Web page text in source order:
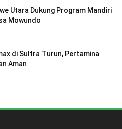
Utara Dukung Program Mandiri
Mowundo
di Sultra Turun, Pertamina
Aman